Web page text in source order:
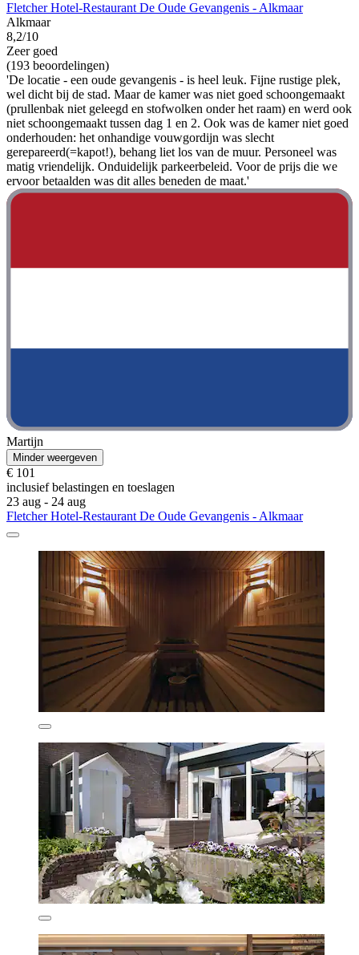
Fletcher Hotel-Restaurant De Oude Gevangenis - Alkmaar
Alkmaar
8,2/10
Zeer goed
(193 beoordelingen)
'De locatie - een oude gevangenis - is heel leuk. Fijne rustige plek,
wel dicht bij de stad. Maar de kamer was niet goed schoongemaakt
(prullenbak niet geleegd en stofwolken onder het raam) en werd ook
niet schoongemaakt tussen dag 1 en 2. Ook was de kamer niet goed
onderhouden: het onhandige vouwgordijn was slecht
gerepareerd(=kapot!), behang liet los van de muur. Personeel was
matig vriendelijk. Onduidelijk parkeerbeleid. Voor de prijs die we
ervoor betaalden was dit alles beneden de maat.'
Martijn
Minder weergeven
€ 101
inclusief belastingen en toeslagen
23 aug - 24 aug
Fletcher Hotel-Restaurant De Oude Gevangenis - Alkmaar